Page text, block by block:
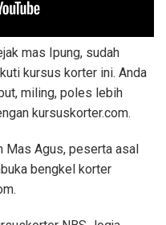
mas Ipung, sudah
kursus korter ini. Anda
miling, poles lebih
kursuskorter.com.
Mas Agus, peserta asal
bengkel korter